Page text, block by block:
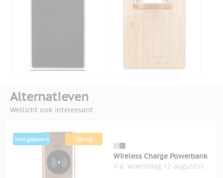
Alternatieven
Wellicht ook interessant
Wireless Charge Powerbank
V.a. woensdag 12 augustus